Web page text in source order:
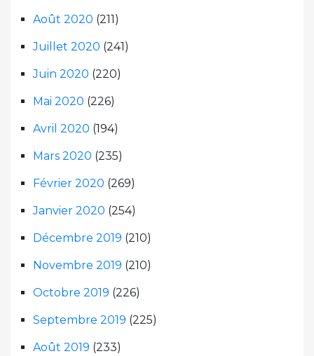
Août 2020 (211)
Juillet 2020 (241)
Juin 2020 (220)
Mai 2020 (226)
Avril 2020 (194)
Mars 2020 (235)
Février 2020 (269)
Janvier 2020 (254)
Décembre 2019 (210)
Novembre 2019 (210)
Octobre 2019 (226)
Septembre 2019 (225)
Août 2019 (233)